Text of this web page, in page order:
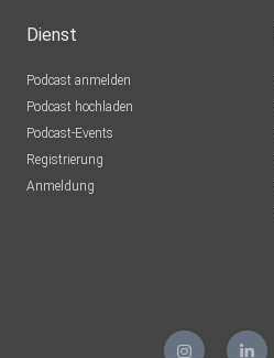
Dienst
Podcast anmelden
Podcast hochladen
Podcast-Events
Registrierung
Anmeldung